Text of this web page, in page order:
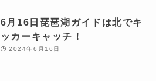
6月16日琵琶湖ガイドは北でキ
ッカーキャッチ！
2024年6月16日